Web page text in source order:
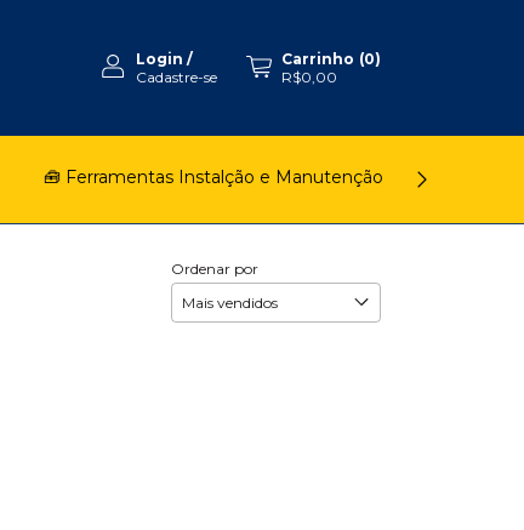
Login /
Cadastre-se
Carrinho (0)
R$0,00
🧰 Ferramentas Instalção e Manutenção 🚿
Ordenar por